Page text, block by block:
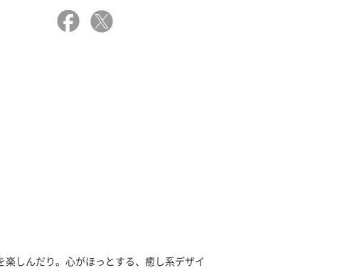
しんだり。心がほっとする、癒し系デザイ